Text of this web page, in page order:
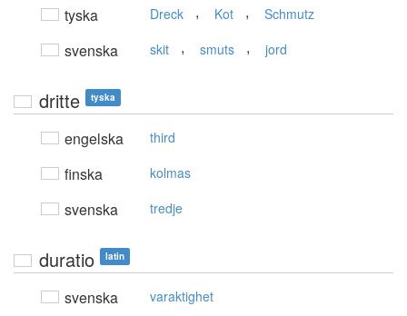
tyska Dreck , Kot , Schmutz
svenska skit , smuts , jord
dritte tyska
engelska third
finska kolmas
svenska tredje
duratio latin
svenska varaktighet